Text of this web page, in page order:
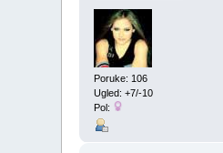
Poruke: 106
Ugled: +7/-10
Pol: